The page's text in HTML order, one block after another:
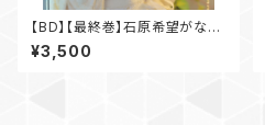
【BD】【最終巻】石原希望がなん
でもやったるで！Vol.3
¥3,500